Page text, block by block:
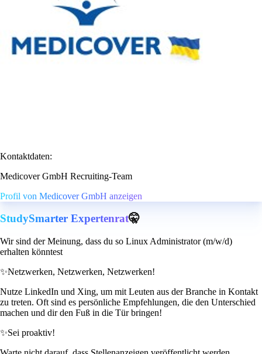
Kontaktdaten:
Medicover GmbH Recruiting-Team
Profil von Medicover GmbH anzeigen
StudySmarter Expertenrat🤫
Wir sind der Meinung, dass du so Linux Administrator (m/w/d)
erhalten könntest
✨Netzwerken, Netzwerken, Netzwerken!
Nutze LinkedIn und Xing, um mit Leuten aus der Branche in Kontakt
zu treten. Oft sind es persönliche Empfehlungen, die den Unterschied
machen und dir den Fuß in die Tür bringen!
✨Sei proaktiv!